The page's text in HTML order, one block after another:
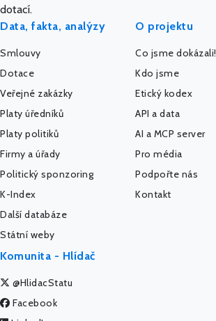
dotací.
Data, fakta, analýzy
Smlouvy
Dotace
Veřejné zakázky
Platy úředníků
Platy politiků
Firmy a úřady
Politický sponzoring
K-Index
Další databáze
Státní weby
O projektu
Co jsme dokázali!
Kdo jsme
Etický kodex
API a data
AI a MCP server
Pro média
Podpořte nás
Kontakt
Komunita - Hlídač
@HlidacStatu
Facebook